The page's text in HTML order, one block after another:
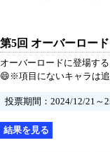
第5回 オーバーロー
オーバーロードに登場す
😄※項目にないキャラは
投票期間：2024/12/21～